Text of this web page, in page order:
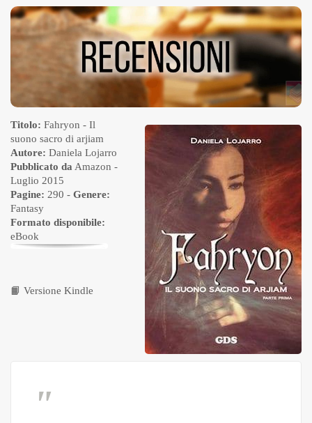
Titolo: Fahryon - Il
suono sacro di arjiam
Autore: Daniela Lojarro
Pubblicato da Amazon -
Luglio 2015
Pagine: 290 - Genere:
Fantasy
Formato disponibile:
eBook
📙 Versione Kindle